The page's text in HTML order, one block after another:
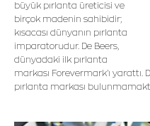
büyük pırlanta üreticisi ve
birçok madenin sahibidir;
kısacası dünyanın pırlanta
imparatorudur. De Beers,
dünyadaki ilk pırlanta
markası Forevermark'ı
pırlanta markası